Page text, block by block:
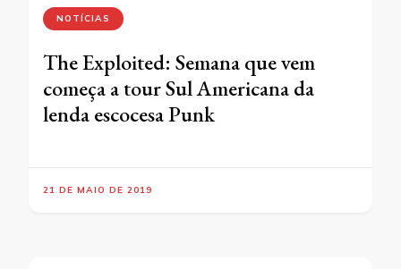
NOTÍCIAS
The Exploited: Semana que vem
começa a tour Sul Americana da
lenda escocesa Punk
21 DE MAIO DE 2019